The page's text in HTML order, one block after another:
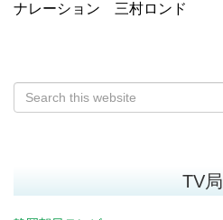
ナレーション 三村ロンド
TV局